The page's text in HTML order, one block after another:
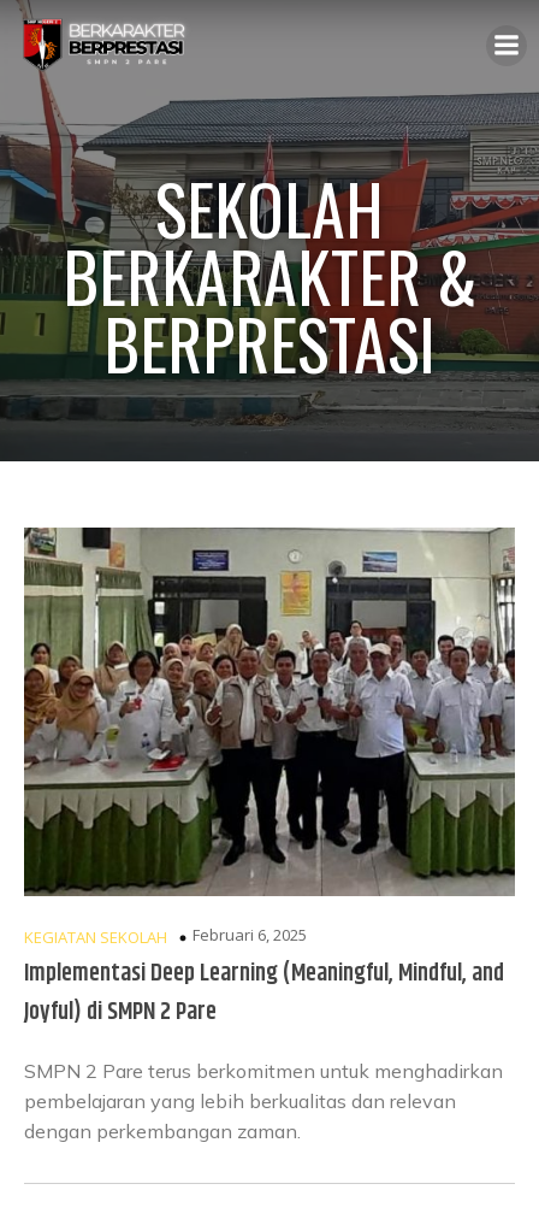
SEKOLAH
BERKARAKTER &
BERPRESTASI
KEGIATAN SEKOLAH Februari 6, 2025
Implementasi Deep Learning (Meaningful, Mindful, and
Joyful) di SMPN 2 Pare
SMPN 2 Pare terus berkomitmen untuk menghadirkan
pembelajaran yang lebih berkualitas dan relevan
dengan perkembangan zaman.